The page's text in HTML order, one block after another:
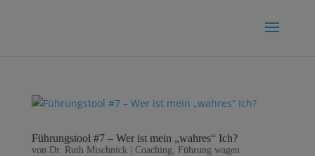
Führungstool #7 – Wer ist mein „wahres“ Ich?
von Dr. Ruth Mischnick| Coaching, Führung wagen